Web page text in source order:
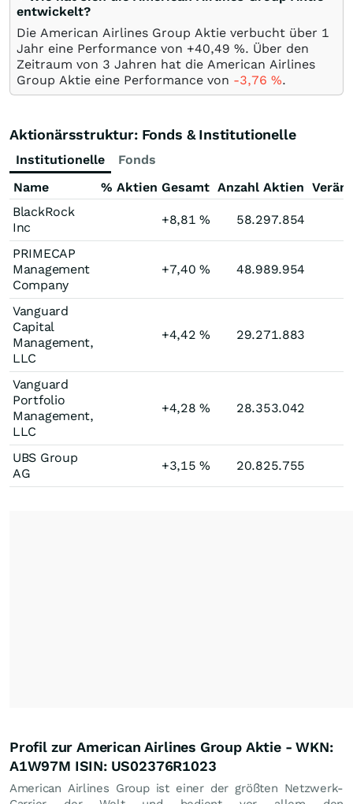
entwickelt?
Die American Airlines Group Aktie verbucht über 1
Jahr eine Performance von +40,49 %. Über den
Zeitraum von 3 Jahren hat die American Airlines
Group Aktie eine Performance von -3,76 %.
Aktionärsstruktur: Fonds & Institutionelle
Institutionelle
Fonds
Name
% Aktien Gesamt Anzahl Aktien
BlackRock
Inc
+8,81% 58.297.854
PRIMECAP
Management
Company
+7,40% 48.989.954
Vanguard
Capital
Management,
LLC
+4,42% 29.271.883
Vanguard
Portfolio
Management,
LLC
+4,28% 28.353.042
UBS Group
AG
+3,15% 20.825.755
Profil zur American Airlines Group Aktie - WKN:
A1W97M ISIN: US02376R1023
American Airlines Group ist einer der größten Netzwerk-